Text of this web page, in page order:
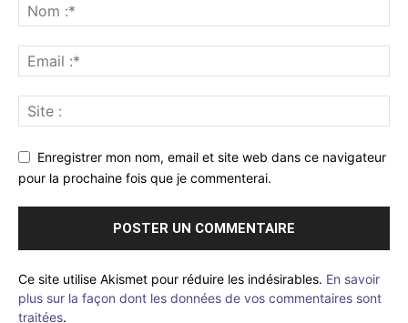
Enregistrer mon nom, email et site web dans ce navigateur
pour la prochaine fois que je commenterai.
Ce site utilise Akismet pour réduire les indésirables. En savoir
plus sur la façon dont les données de vos commentaires sont
traitées.